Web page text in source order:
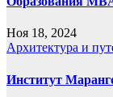
Ноя 18, 2024
Архитектура и
Институт